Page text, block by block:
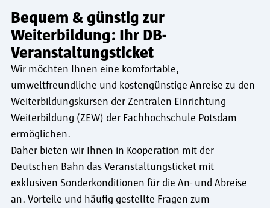
Bequem & günstig zur
Weiterbildung: Ihr DB-
Veranstaltungsticket
Wir möchten Ihnen eine komfortable,
umweltfreundliche und kostengünstige Anreise zu den
Weiterbildungskursen der Zentralen Einrichtung
Weiterbildung (ZEW) der Fachhochschule Potsdam
ermöglichen.
Daher bieten wir Ihnen in Kooperation mit der
Deutschen Bahn das Veranstaltungsticket mit
exklusiven Sonderkonditionen für die An- und Abreise
an. Vorteile und häufig gestellte Fragen zum